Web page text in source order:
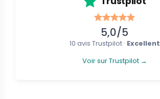
5,0/5
10 avis Trustpilot · Excellent
Voir sur Trustpilot →